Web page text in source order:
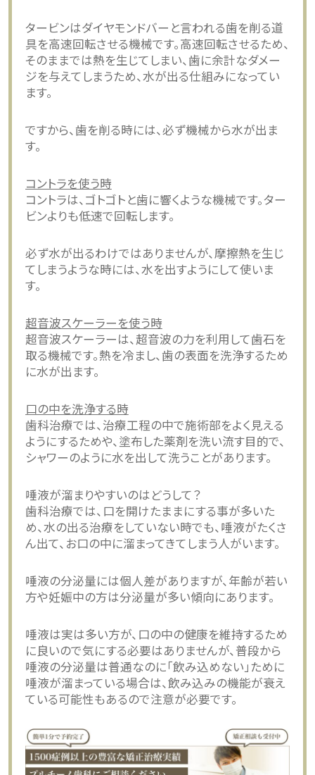
タービンはダイヤモンドバーと言われる歯を削る道
具を高速回転させる機械です。高速回転させるため、
そのままでは熱を生じてしまい、歯に余計なダメー
ジを与えてしまうため、水が出る仕組みになってい
ます。
ですから、歯を削る時には、必ず機械から水が出ま
す。
コントラを使う時
コントラは、ゴトゴトと歯に響くような機械です。ター
ビンよりも低速で回転します。
必ず水が出るわけではありませんが、摩擦熱を生じ
てしまうような時には、水を出すようにして使いま
す。
超音波スケーラーを使う時
超音波スケーラーは、超音波の力を利用して歯石を
取る機械です。熱を冷まし、歯の表面を洗浄するため
に水が出ます。
口の中を洗浄する時
歯科治療では、治療工程の中で施術部をよく見える
ようにするためや、塗布した薬剤を洗い流す目的で、
シャワーのように水を出して洗うことがあります。
唾液が溜まりやすいのはどうして？
歯科治療では、口を開けたままにする事が多いた
め、水の出る治療をしていない時でも、唾液がたくさ
ん出て、お口の中に溜まってきてしまう人がいます。
唾液の分泌量には個人差がありますが、年齢が若い
方や妊娠中の方は分泌量が多い傾向にあります。
唾液は実は多い方が、口の中の健康を維持するため
に良いので気にする必要はありませんが、普段から
唾液の分泌量は普通なのに「飲み込めない」ために
唾液が溜まっている場合は、飲み込みの機能が衰え
ている可能性もあるので注意が必要です。